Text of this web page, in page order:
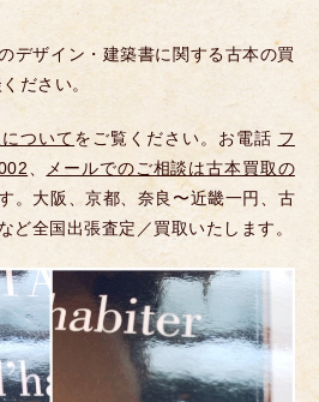
デザイン・建築書に関する古本の買
ださい。
ついてをご覧ください。お電話 フ
メールでのご相談は古本買取の
。大阪、京都、奈良〜近畿一円、古
ど全国出張査定／買取いたします。